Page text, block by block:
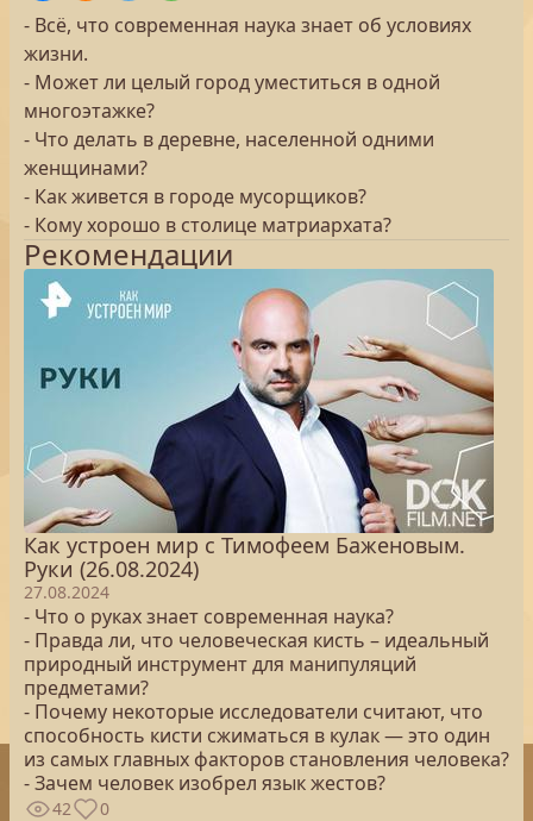
- Всё, что современная наука знает об условиях
жизни.
- Может ли целый город уместиться в одной
многоэтажке?
- Что делать в деревне, населенной одними
женщинами?
- Как живется в городе мусорщиков?
- Кому хорошо в столице матриархата?
Рекомендации
Как устроен мир с Тимофеем Баженовым.
Руки (26.08.2024)
27.08.2024
- Что о руках знает современная наука?
- Правда ли, что человеческая кисть – идеальный
природный инструмент для манипуляций
предметами?
- Почему некоторые исследователи считают, что
способность кисти сжиматься в кулак — это один
из самых главных факторов становления человека?
- Зачем человек изобрел язык жестов?
42 0